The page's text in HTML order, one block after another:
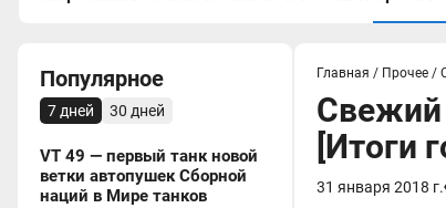
Популярное
7 дней 30 дней
VT 49 — первый танк новой
ветки автопушек Сборной
наций в Мире танков
Главная / Прочее /
Свежий
[Итоги
31 января 2018 г.